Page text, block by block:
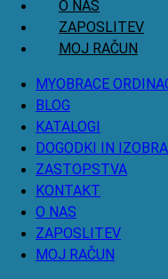
O NAS
ZAPOSLITEV
MOJ RAČUN
MYOBRACE
BLOG
KATALOGI
DOGODKI IN
ZASTOPSTVA
KONTAKT
O NAS
ZAPOSLITEV
MOJ RAČUN